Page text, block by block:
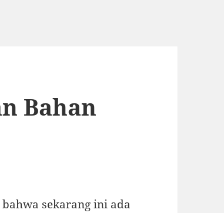
Bahan
sekarang ini ada